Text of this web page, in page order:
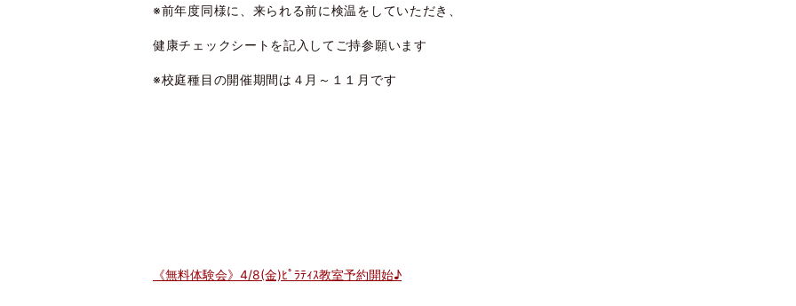
※前年度同様に、来られる前に検温をしていただき、
健康チェックシートを記入してご持参願います
※校庭種目の開催期間は４月～１１月です
《無料体験会》4/8(金)ﾋﾟﾗﾃｨｽ教室予約開始♪